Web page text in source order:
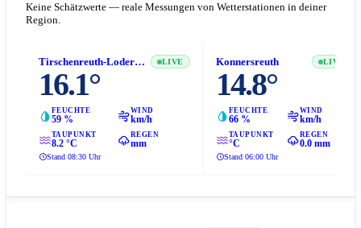
Keine Schätzwerte — reale Messungen von Wetterstationen in deiner
Region.
Tirschenreuth-Lodermühl LIVE
16.1°
FEUCHTE
59 %
WIND
km/h
TAUPUNKT
8.2 °C
REGEN
mm
Stand 08:30 Uhr
Konnersreuth LIVE
14.8°
FEUCHTE
66 %
WIND
km/h
TAUPUNKT
°C
REGEN
0.0 mm
Stand 06:00 Uhr